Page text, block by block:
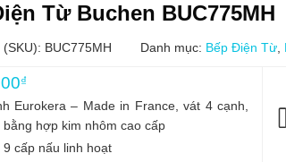
Từ Buchen BUC775MH
BUC775MH Danh mục: Bếp Điện Từ
₫
Eurokera – Made in France, vát 4 cạnh,
bằng hợp kim nhôm cao cấp
9 cấp nấu linh hoạt